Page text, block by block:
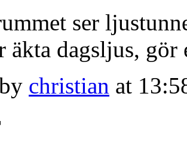
ser
äkta dagsljus,
christian at